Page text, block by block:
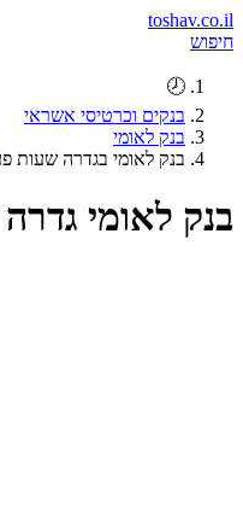
toshav.co.il
חיפוש
🕗
בנקים וכרטיסי אשראי
בנק לאומי
בנק לאומי בגדרה שעות
בנק לאומי